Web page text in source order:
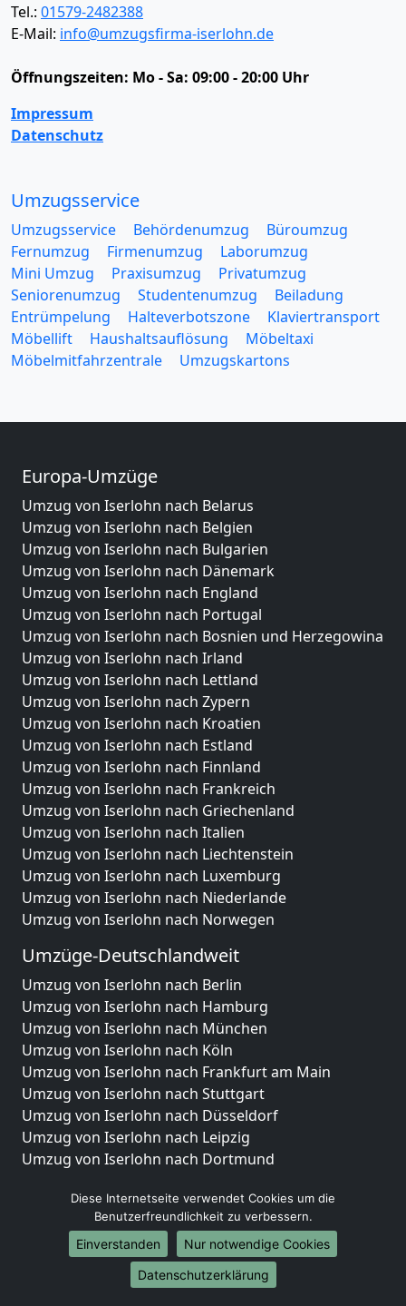
Tel.: 01579-2482388
E-Mail: info@umzugsfirma-iserlohn.de
Öffnungszeiten: Mo - Sa: 09:00 - 20:00 Uhr
Impressum
Datenschutz
Umzugsservice
Umzugsservice Behördenumzug
Büroumzug
Fernumzug
Firmenumzug
Laborumzug
Mini Umzug
Praxisumzug
Privatumzug
Seniorenumzug
Studentenumzug
Beiladung
Entrümpelung
Halteverbotszone
Klaviertransport
Möbellift
Haushaltsauflösung
Möbeltaxi
Möbelmitfahrzentrale
Umzugskartons
Europa-Umzüge
Umzug von Iserlohn nach Belarus
Umzug von Iserlohn nach Belgien
Umzug von Iserlohn nach Bulgarien
Umzug von Iserlohn nach Dänemark
Umzug von Iserlohn nach England
Umzug von Iserlohn nach Portugal
Umzug von Iserlohn nach Bosnien und Herzegowina
Umzug von Iserlohn nach Irland
Umzug von Iserlohn nach Lettland
Umzug von Iserlohn nach Zypern
Umzug von Iserlohn nach Kroatien
Umzug von Iserlohn nach Estland
Umzug von Iserlohn nach Finnland
Umzug von Iserlohn nach Frankreich
Umzug von Iserlohn nach Griechenland
Umzug von Iserlohn nach Italien
Umzug von Iserlohn nach Liechtenstein
Umzug von Iserlohn nach Luxemburg
Umzug von Iserlohn nach Niederlande
Umzug von Iserlohn nach Norwegen
Umzüge-Deutschlandweit
Umzug von Iserlohn nach Berlin
Umzug von Iserlohn nach Hamburg
Umzug von Iserlohn nach München
Umzug von Iserlohn nach Köln
Umzug von Iserlohn nach Frankfurt am Main
Umzug von Iserlohn nach Stuttgart
Umzug von Iserlohn nach Düsseldorf
Umzug von Iserlohn nach Leipzig
Umzug von Iserlohn nach Dortmund
Umzug von Iserlohn nach Bremen
Umzug von Iserlohn nach Dresden
Umzug von Iserlohn nach Hannover
Umzug von Iserlohn nach Nürnberg
Umzug von Iserlohn nach Duisburg
Diese Internetseite verwendet Cookies um die
Benutzerfreundlichkeit zu verbessern.
Einverstanden
Nur notwendige Cookies
Datenschutzerklärung